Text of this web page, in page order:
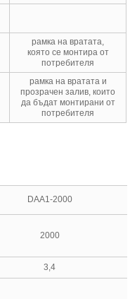
рамка на вратата,
която се монтира от
потребителя
рамка на вратата и
прозрачен залив, които
да бъдат монтирани от
потребителя
DAA1-2000
2000
3,4